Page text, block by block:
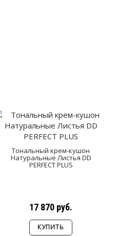
Тональный крем-кушон
Натуральные Листья DD
PERFECT PLUS
17 870 руб.
КУПИТЬ